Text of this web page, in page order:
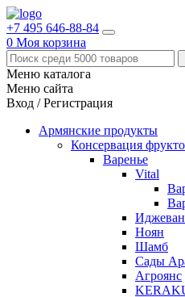
+7 495 646-88-84
0 Моя корзина
Меню каталога
Меню сайта
Вход / Регистрация
Армянские продукты
Консервация
Варенье
Vital
Иджеван
Ноян
Шамб
Сады
Агроянс